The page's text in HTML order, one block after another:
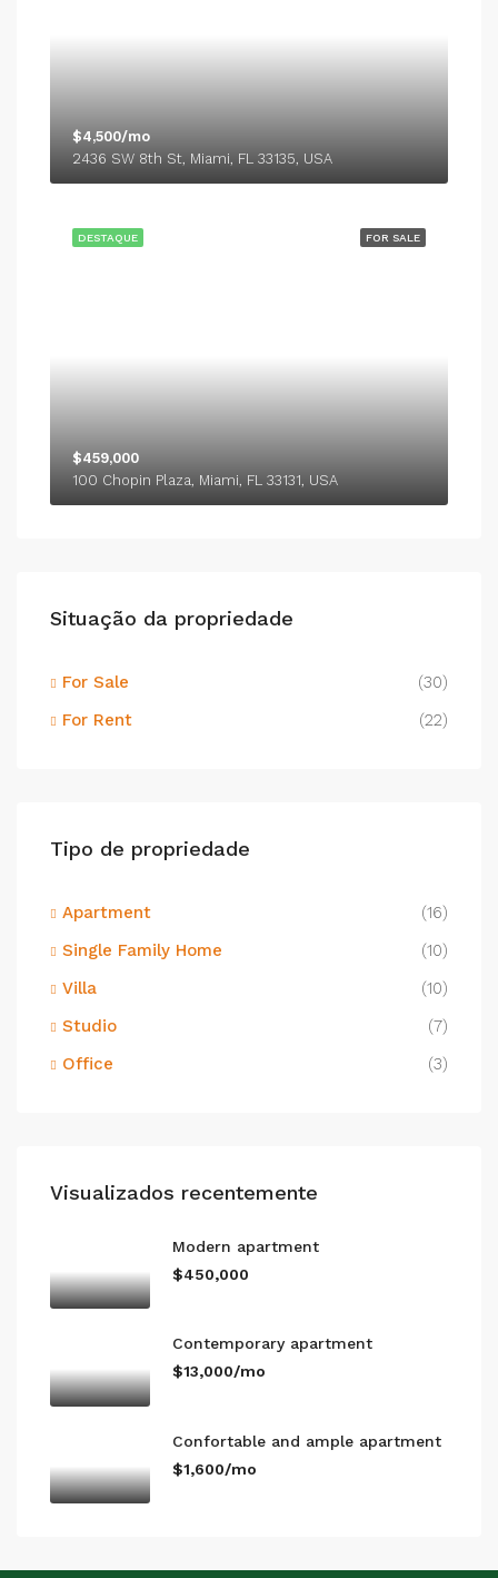
$4,500/mo
2436 SW 8th St, Miami, FL 33135, USA
FOR SALE
DESTAQUE
$459,000
100 Chopin Plaza, Miami, FL 33131, USA
Situação da propriedade
For Sale
(30)
For Rent
(22)
Tipo de propriedade
Apartment
(16)
Single Family Home
(10)
Villa
(10)
Studio
(7)
Office
(3)
Visualizados recentemente
Modern apartment
$450,000
Contemporary apartment
$13,000/mo
Confortable and ample apartment
$1,600/mo